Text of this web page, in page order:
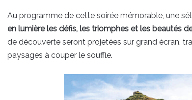
Au programme de cette soirée mémorable, une
en lumière les défis, les triomphes et les beautés
de découverte seront projetées sur grand écran,
paysages à couper le souffle.